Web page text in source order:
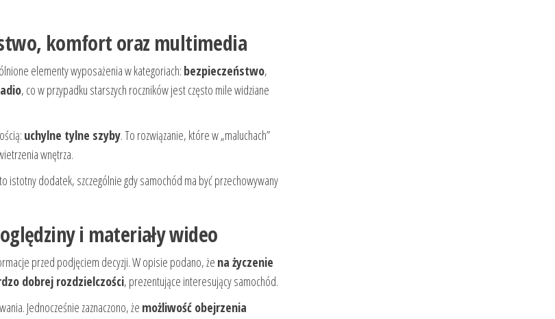
komfort oraz multimedia
elementy wyposażenia w kategoriach: bezpieczeństwo,
, co w przypadku starszych roczników jest często mile widziane
uchylne tylne szyby. To rozwiązanie, które w „maluchach”
wnętrza.
istotny dodatek, szczególnie gdy samochód ma być przechowywany
i materiały wideo
przed podjęciem decyzji. W opisie podano, że na życzenie
dobrej rozdzielczości, prezentujące interesujący samochód.
Jednocześnie zaznaczono, że możliwość obejrzenia